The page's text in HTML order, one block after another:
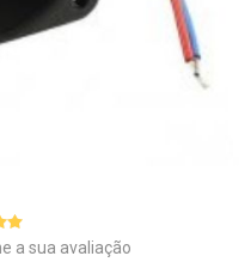
a sua avaliação